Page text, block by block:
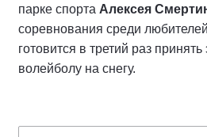
парке спорта Алексея
соревнования среди
готовится в третий раз
волейболу на снегу.